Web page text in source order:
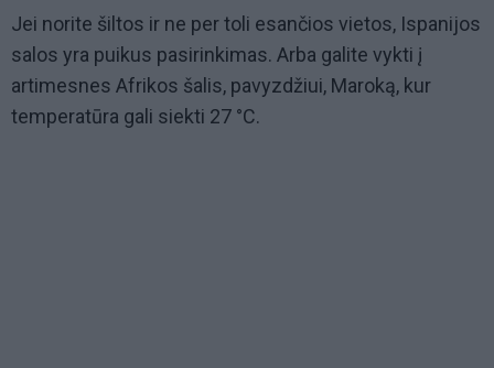
Jei norite šiltos ir ne per toli esančios vietos, Ispanijos
salos yra puikus pasirinkimas. Arba galite vykti į
artimesnes Afrikos šalis, pavyzdžiui, Maroką, kur
temperatūra gali siekti 27 °C.